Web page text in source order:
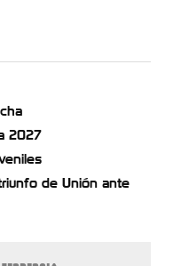
2027
de Unión ante